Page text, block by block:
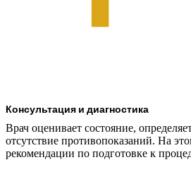
Консультация и диагностика
Врач оценивает состояние,
отсутствие противопоказаний. На
рекомендации по подготовке к